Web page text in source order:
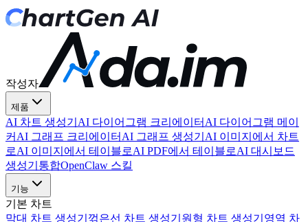
작성자
제품
AI 차트 생성기 AI 다이어그램 크리에이터 AI 다이어그램 메이
커 AI 그래프 크리에이터 AI 그래프 생성기 AI 이미지에서 차트
로AI 이미지에서 테이블로AI PDF에서 테이블로AI 대시보드
생성기 통합OpenClaw 스킬
기능
기본 차트
막대 차트 생성기 꺾은선 차트 생성기 원형 차트 생성기 영역 차